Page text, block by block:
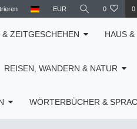
EUR 0 0
ZEITGESCHEHEN HAUS
REISEN, WANDERN & NATUR
WÖRTERBÜCHER &